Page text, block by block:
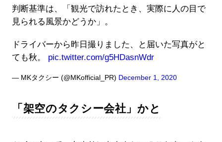
判断基準は、「観光で訪れたとき、実際に人の目で
見られる風景かどうか」。
ドライバーから昨日撮りました、と届いた写真がと
ても秋。 pic.twitter.com/g5HDasnWdr
— MKタクシー (@MKofficial_PR) December 1, 2020
「架空のタクシー会社」かと